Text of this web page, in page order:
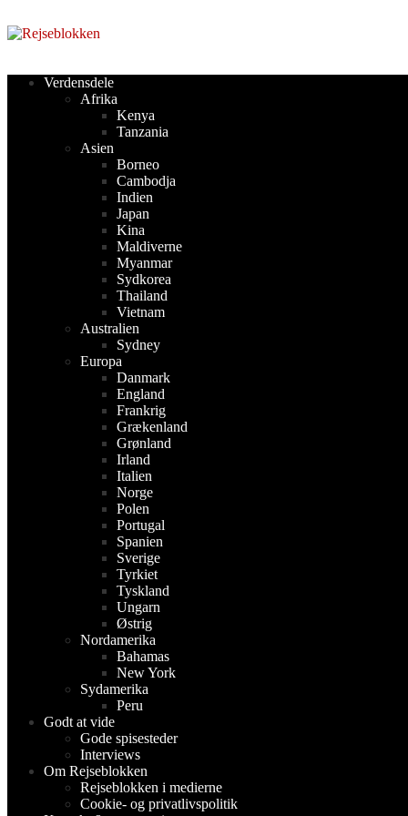
til
Verdensdele
Afrika
Kenya
Tanzania
Asien
Borneo
Cambodja
Indien
Japan
Kina
Maldiverne
Myanmar
Sydkorea
Thailand
Vietnam
Australien
Sydney
Europa
Danmark
England
Frankrig
Grækenland
Grønland
Irland
Italien
Norge
Polen
Portugal
Spanien
Sverige
Tyrkiet
Tyskland
Ungarn
Østrig
Nordamerika
Bahamas
New York
Sydamerika
Peru
Godt at vide
Gode spisesteder
Interviews
Om Rejseblokken
Rejseblokken i medierne
Cookie- og privatlivspolitik